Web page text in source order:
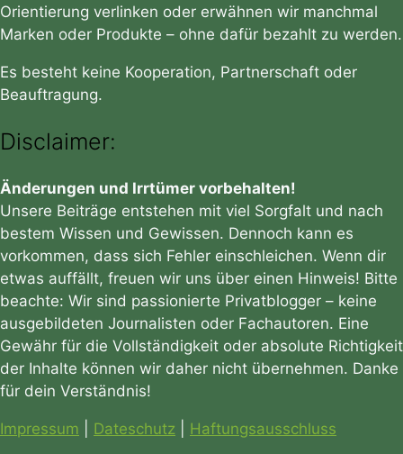
Orientierung verlinken oder erwähnen wir manchmal
Marken oder Produkte – ohne dafür bezahlt zu werden.
Es besteht keine Kooperation, Partnerschaft oder
Beauftragung.
Disclaimer:
Änderungen und Irrtümer vorbehalten!
Unsere Beiträge entstehen mit viel Sorgfalt und nach
bestem Wissen und Gewissen. Dennoch kann es
vorkommen, dass sich Fehler einschleichen. Wenn dir
etwas auffällt, freuen wir uns über einen Hinweis! Bitte
beachte: Wir sind passionierte Privatblogger – keine
ausgebildeten Journalisten oder Fachautoren. Eine
Gewähr für die Vollständigkeit oder absolute Richtigkeit
der Inhalte können wir daher nicht übernehmen. Danke
für dein Verständnis!
Impressum Dateschutz Haftungsausschluss